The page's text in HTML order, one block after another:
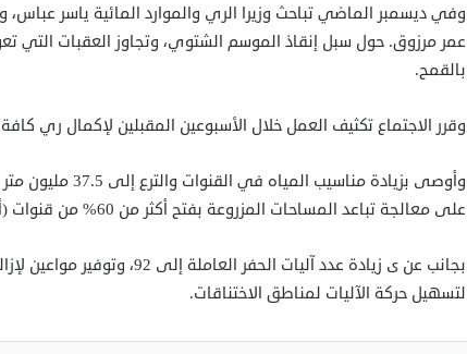
وفي ديسمبر الماضي تباحث وزيرا الري والموارد المائية ياسر عباس،
عمر مرزوق. حول سبل إنقاذ الموسم الشتوي، وتجاوز العقبات التي
بالقمح.
وقرر الاجتماع تكثيف العمل خلال الأسبوعين المقبلين لإكمال ري
وأوصى بزيادة
على معالجة تباعد المساحات المزروعة بفتح أكثر من 60% من قنوات (أبوعشرينات).
بجانب عن ى زيادة عدد آليات الحفر
لتسهيل حركة الآليات لمناطق الاختناقات.